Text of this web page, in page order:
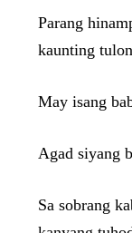
Parang
kaunting
May isang
Agad siyang
Sa sobrang